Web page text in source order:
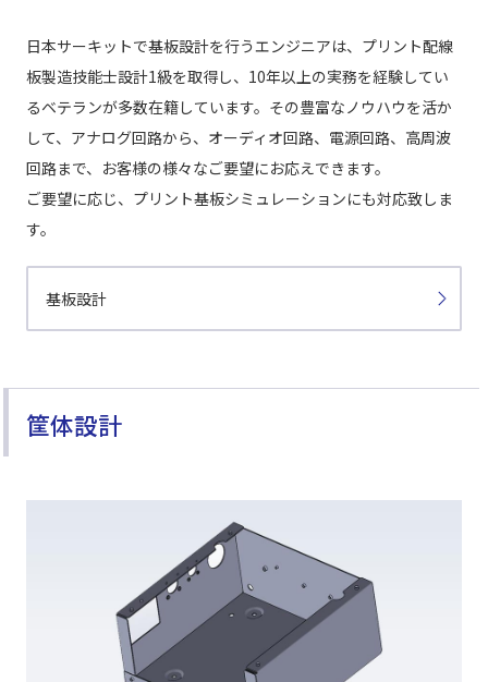
日本サーキットで基板設計を行うエンジニアは、プリント配線
板製造技能士設計1級を取得し、10年以上の実務を経験してい
るベテランが多数在籍しています。その豊富なノウハウを活か
して、アナログ回路から、オーディオ回路、電源回路、高周波
回路まで、お客様の様々なご要望にお応えできます。
ご要望に応じ、プリント基板シミュレーションにも対応致しま
す。
基板設計
筐体設計